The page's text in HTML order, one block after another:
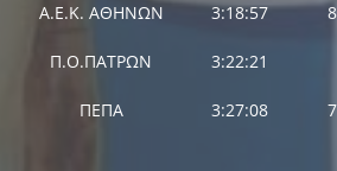
Α.Ε.Κ. ΑΘΗΝΩΝ 3:18:57 8
Π.Ο.ΠΑΤΡΩΝ 3:22:21
ΠΕΠΑ 3:27:08 7